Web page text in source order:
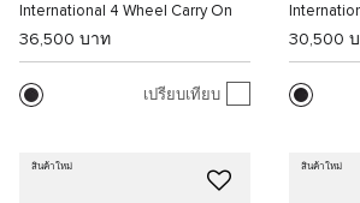
International 4 Wheel Carry On
36,500 บาท
เปรียบเทียบ
Wheel
30,500
สินค้าใหม่ สินค้าใหม่